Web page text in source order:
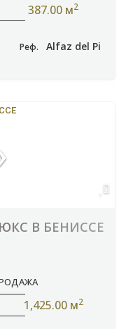
387.00 м2
Реф. Alfaz del Pi
В БЕНИССЕ
1,425.00 м2